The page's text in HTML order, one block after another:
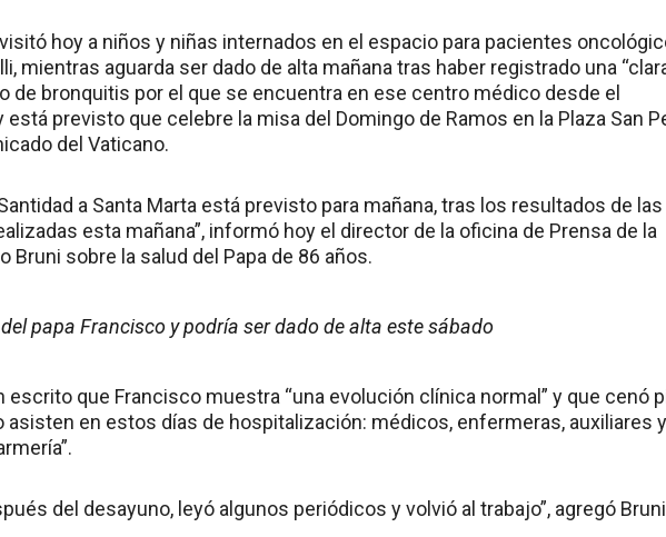
hoy a niños y niñas internados en el espacio para pacientes
mientras aguarda ser dado de alta mañana tras haber registrado una
de bronquitis por el que se encuentra en ese centro médico desde el
previsto que celebre la misa del Domingo de Ramos en la Plaza San
del Vaticano.
a Santa Marta está previsto para mañana, tras los resultados de las
esta mañana”, informó hoy el director de la oficina de Prensa de la
Bruni sobre la salud del Papa de 86 años.
papa Francisco y podría ser dado de alta este sábado
escrito que Francisco muestra “una evolución clínica normal” y que cenó
asisten en estos días de hospitalización: médicos, enfermeras, auxiliares y
del desayuno, leyó algunos periódicos y volvió al trabajo”, agregó